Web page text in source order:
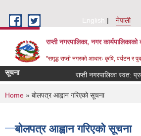
English
नेपाली
राप्ती नगरपालिका, नगर कार्यपालिकाको
"समृद्ध राप्ती नगरको आधारः कृषि, पर्यटन र
सूचना राप्ती नगरपालिका स्वत:
You are here
Home » बोलपत्र आह्वान गरिएको सूचना
बोलपत्र आह्वान गरिएको सूचना